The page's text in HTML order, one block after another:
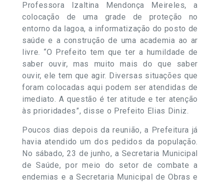
Professora Izaltina Mendonça Meireles, a
colocação de uma grade de proteção no
entorno da lagoa, a informatização do posto de
saúde e a construção de uma academia ao ar
livre. “O Prefeito tem que ter a humildade de
saber ouvir, mas muito mais do que saber
ouvir, ele tem que agir. Diversas situações que
foram colocadas aqui podem ser atendidas de
imediato. A questão é ter atitude e ter atenção
às prioridades”, disse o Prefeito Elias Diniz.
Poucos dias depois da reunião, a Prefeitura já
havia atendido um dos pedidos da população.
No sábado, 23 de junho, a Secretaria Municipal
de Saúde, por meio do setor de combate a
endemias e a Secretaria Municipal de Obras e